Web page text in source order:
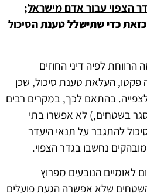
הצפוי עבור אדם מישראל;
כזאת כדי שתישלל טענת הסיכול
לפיה דיני החוזים
העלאת טענת סיכול, שכן
בהתאם לכך, במקרים רבים
בשטחים,) לא אפשרו בתי
להתגבר על תנאי היעדר
נחשבו בגדר הצפוי.
לאומיים הנובעים מפרוץ
על השטחים שלא אפשרה הגעת פועלים